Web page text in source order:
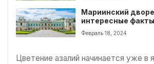
Мариинский
интересные факты
Февраль 18, 2024
Цветение азалий начинается уже в